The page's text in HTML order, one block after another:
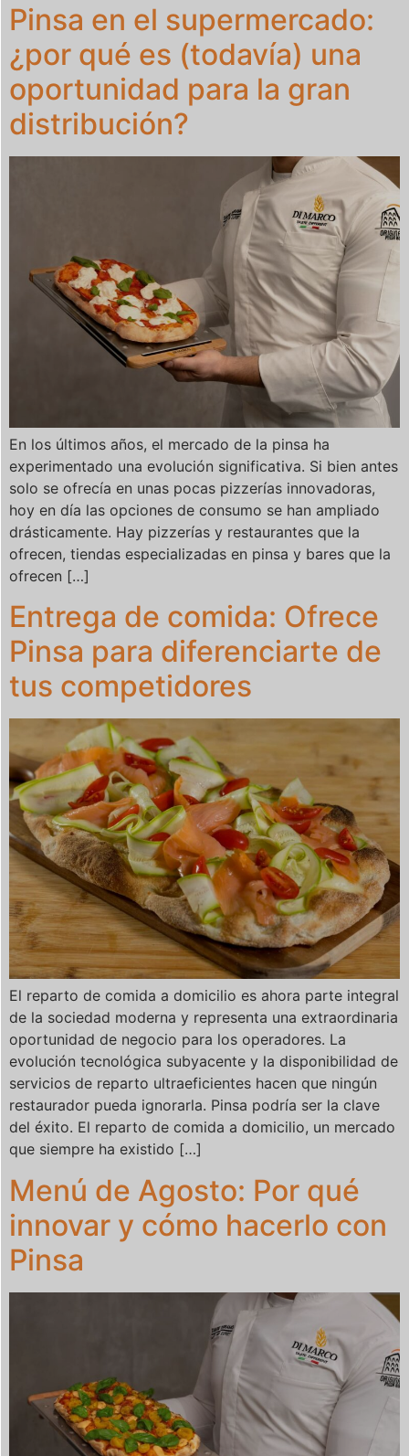
Pinsa en el supermercado:
¿por qué es (todavía) una
oportunidad para la gran
distribución?
En los últimos años, el mercado de la pinsa ha
experimentado una evolución significativa. Si bien antes
solo se ofrecía en unas pocas pizzerías innovadoras,
hoy en día las opciones de consumo se han ampliado
drásticamente. Hay pizzerías y restaurantes que la
ofrecen, tiendas especializadas en pinsa y bares que la
ofrecen […]
Entrega de comida: Ofrece
Pinsa para diferenciarte de
tus competidores
El reparto de comida a domicilio es ahora parte integral
de la sociedad moderna y representa una extraordinaria
oportunidad de negocio para los operadores. La
evolución tecnológica subyacente y la disponibilidad de
servicios de reparto ultraeficientes hacen que ningún
restaurador pueda ignorarla. Pinsa podría ser la clave
del éxito. El reparto de comida a domicilio, un mercado
que siempre ha existido […]
Menú de Agosto: Por qué
innovar y cómo hacerlo con
Pinsa